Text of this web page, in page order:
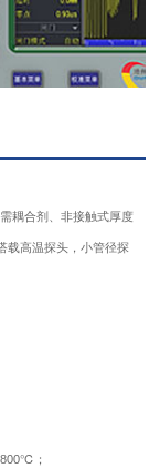
耦合剂、非接触式厚度
载高温探头，小管径探
；